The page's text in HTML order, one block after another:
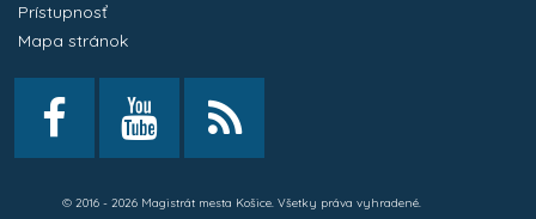
Prístupnosť
Mapa stránok
© 2016 - 2026 Magistrát mesta Košice. Všetky práva vyhradené.